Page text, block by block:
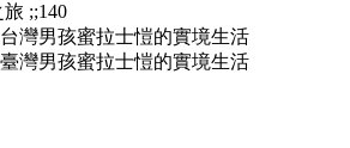
;;140
灣男孩蜜拉士愷的實境生活
灣男孩蜜拉士愷的實境生活